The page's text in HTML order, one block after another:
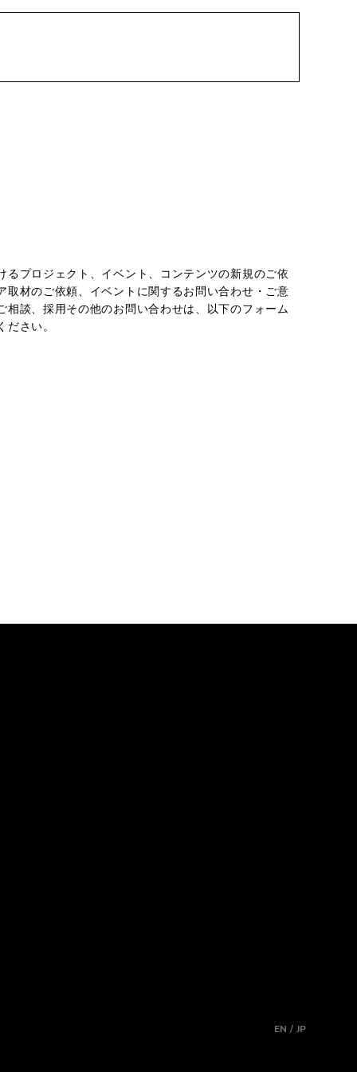
るプロジェクト、イベント、コンテンツの新規のご依
取材のご依頼、イベントに関するお問い合わせ・ご意
相談、採用その他のお問い合わせは、以下のフォーム
さい。
EN / JP